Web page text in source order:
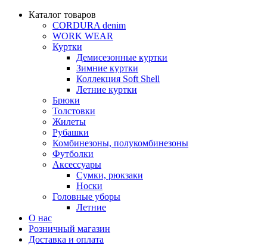
Каталог товаров
CORDURA denim
WORK WEAR
Куртки
Демисезонные куртки
Зимние куртки
Коллекция Soft Shell
Летние куртки
Брюки
Толстовки
Жилеты
Рубашки
Комбинезоны, полукомбинезоны
Футболки
Аксессуары
Сумки, рюкзаки
Носки
Головные уборы
Летние
О нас
Розничный магазин
Доставка и оплата